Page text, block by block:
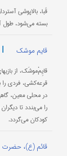
قَبا، بالاپوشی
بسته می‌شود، طول
قایم موشک |
قرعه‌کشی، فردی
در محلی معین،
را می‌بندد تا
کودکان می‌گردد.
قائم (ع)، حضرت